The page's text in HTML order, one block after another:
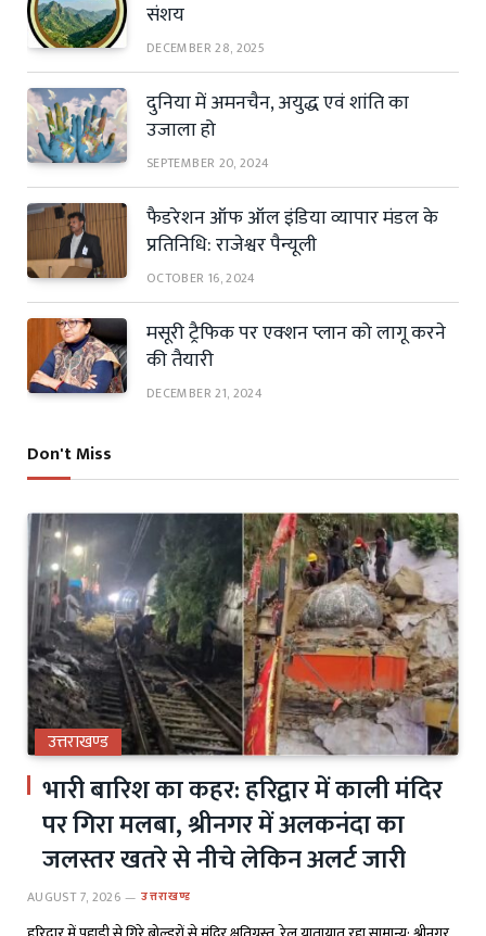
संशय
DECEMBER 28, 2025
दुनिया में अमनचैन, अयुद्ध एवं शांति का
उजाला हो
SEPTEMBER 20, 2024
फैडरेशन ऑफ ऑल इंडिया व्यापार मंडल के
प्रतिनिधि: राजेश्वर पैन्यूली
OCTOBER 16, 2024
मसूरी ट्रैफिक पर एक्शन प्लान को लागू करने
की तैयारी
DECEMBER 21, 2024
Don't Miss
उत्तराखण्ड
भारी बारिश का कहर: हरिद्वार में काली मंदिर
पर गिरा मलबा, श्रीनगर में अलकनंदा का
जलस्तर खतरे से नीचे लेकिन अलर्ट जारी
AUGUST 7, 2026 उत्तराखण्ड